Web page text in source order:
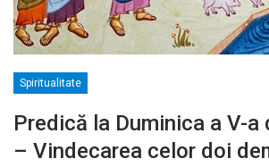
Spiritualitate
Predică la Duminica a V-a
– Vindecarea celor doi